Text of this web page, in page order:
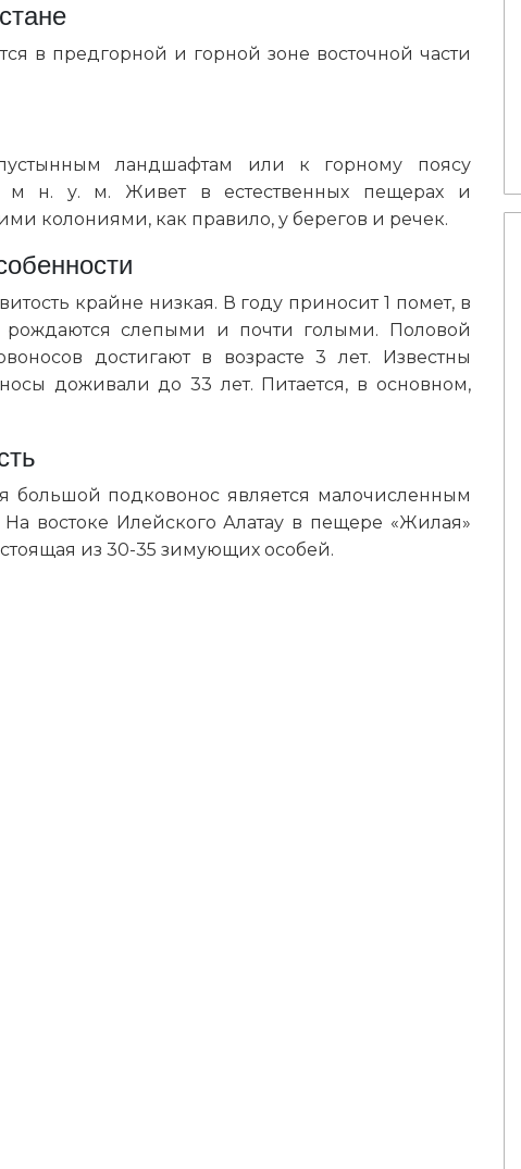
в предгорной и горной зоне восточной части
ландшафтам или к горному поясу
м н. у. м. Живет в естественных пещерах и
колониями, как правило, у берегов и речек.
крайне низкая. В году приносит 1 помет, в
слепыми и почти голыми. Половой
достигают в возрасте 3 лет. Известны
доживали до 33 лет. Питается, в основном,
большой подковонос является малочисленным
востоке Илейского Алатау в пещере «Жилая»
из 30-35 зимующих особей.